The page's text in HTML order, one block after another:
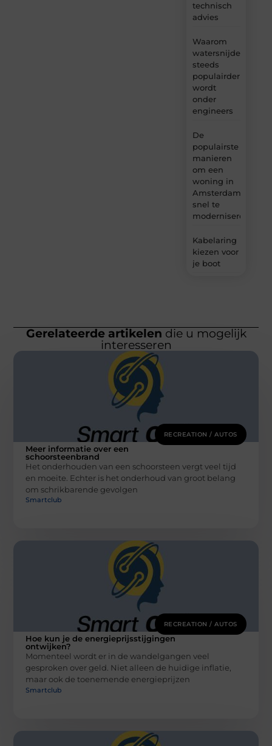
technisch
advies
Waarom
watersnijden
steeds
populairder
wordt
onder
engineers
De
populairste
manieren
om een
woning in
Amsterdam
snel te
moderniseren
Kabelaring
kiezen voor
je boot
Gerelateerde artikelen die u mogelijk
interesseren
RECREATION / AUTOS
Meer informatie over een
schoorsteenbrand
Het onderhouden van een schoorsteen vergt veel tijd
en moeite. Echter is het onderhoud van groot belang
om schrikbarende gevolgen
Smartclub
RECREATION / AUTOS
Hoe kun je de energieprijsstijgingen
ontwijken?
Momenteel wordt er in de wandelgangen veel
gesproken over geld. Niet alleen de huidige inflatie,
maar ook de toenemende energieprijzen
Smartclub